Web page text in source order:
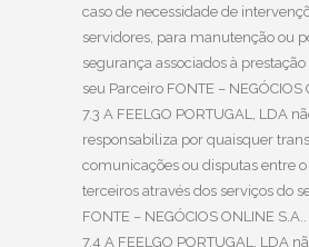
caso de necessidade de
servidores, para manutenção ou
segurança associados à
seu Parceiro FONTE – NEGÓCIOS
7.3 A FEELGO PORTUGAL, LDA
responsabiliza por quaisquer
comunicações ou disputas entre
terceiros através dos serviços do
FONTE – NEGÓCIOS ONLINE S.A..
7.4 A FEELGO PORTUGAL, LDA